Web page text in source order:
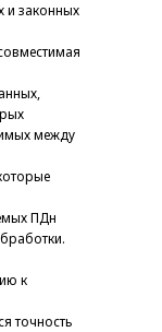
и законных
между
ПДн
к
точность